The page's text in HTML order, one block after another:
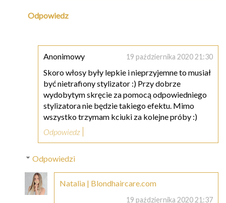
Odpowiedz
Anonimowy 19 października 2020 21:30
Skoro włosy były lepkie i nieprzyjemne to musiał
być nietrafiony stylizator :) Przy dobrze
wydobytym skręcie za pomocą odpowiedniego
stylizatora nie będzie takiego efektu. Mimo
wszystko trzymam kciuki za kolejne próby :)
Odpowiedz
Odpowiedzi
Natalia | Blondhaircare.com
19 października 2020 21:37